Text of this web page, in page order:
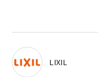
LIXIL